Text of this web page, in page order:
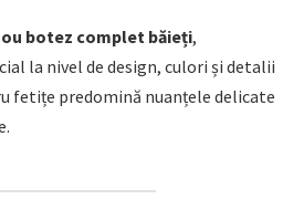
botez complet băieți,
la nivel de design, culori și detalii
fetițe predomină nuanțele delicate